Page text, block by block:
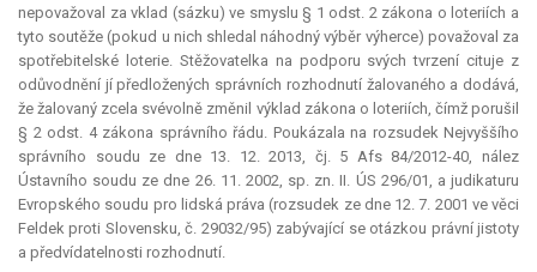
nepovažoval za vklad (sázku) ve smyslu § 1 odst. 2 zákona o loteriích a
tyto soutěže (pokud u nich shledal náhodný výběr výherce) považoval za
spotřebitelské loterie. Stěžovatelka na podporu svých tvrzení cituje z
odůvodnění jí předložených správních rozhodnutí žalovaného a dodává,
že žalovaný zcela svévolně změnil výklad zákona o loteriích, čímž porušil
§ 2 odst. 4 zákona správního řádu. Poukázala na rozsudek Nejvyššího
správního soudu ze dne 13. 12. 2013, čj. 5 Afs 84/2012-40, nález
Ústavního soudu ze dne 26. 11. 2002, sp. zn. II. ÚS 296/01, a judikaturu
Evropského soudu pro lidská práva (rozsudek ze dne 12. 7. 2001 ve věci
Feldek proti Slovensku, č. 29032/95) zabývající se otázkou právní jistoty
a předvídatelnosti rozhodnutí.